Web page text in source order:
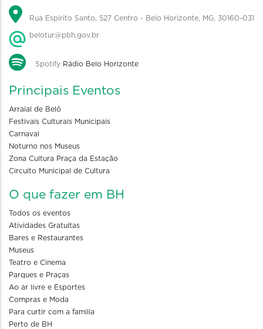
Rua Espírito Santo, 527 Centro - Belo Horizonte, MG, 30160-031
belotur@pbh.gov.br
Spotify Rádio Belo Horizonte
Principais Eventos
Arraial de Belô
Festivais Culturais Municipais
Carnaval
Noturno nos Museus
Zona Cultura Praça da Estação
Circuito Municipal de Cultura
O que fazer em BH
Todos os eventos
Atividades Gratuitas
Bares e Restaurantes
Museus
Teatro e Cinema
Parques e Praças
Ao ar livre e Esportes
Compras e Moda
Para curtir com a familia
Perto de BH